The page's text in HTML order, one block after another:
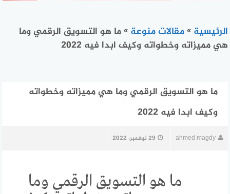
الرئيسية »مقالات منوعة »ما هو التسويق الرقمي وما
هي مميزاته وخطواته وكيف ابدا فيه 2022
ما هو التسويق الرقمي وما هي مميزاته وخطواته
وكيف ابدا فيه 2022
ahmed magdy 29 نوفمبر، 2022
ما هو التسويق الرقمي وما